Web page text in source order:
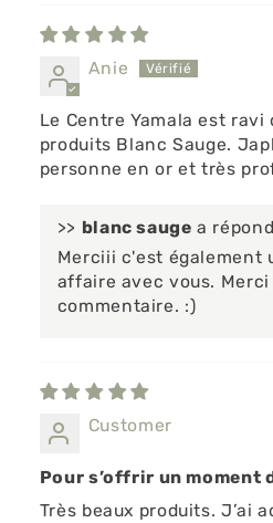
Anie
Le Centre Yamala est
produits Blanc Sauge.
personne en or et très
>> blanc sauge a
Merciii c'est également
affaire avec vous. Merci
commentaire. :)
Customer
Pour s’offrir un moment
Très beaux produits. J’ai